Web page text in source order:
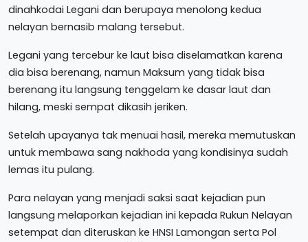
dinahkodai Legani dan berupaya menolong kedua
nelayan bernasib malang tersebut.
Legani yang tercebur ke laut bisa diselamatkan karena
dia bisa berenang, namun Maksum yang tidak bisa
berenang itu langsung tenggelam ke dasar laut dan
hilang, meski sempat dikasih jeriken.
Setelah upayanya tak menuai hasil, mereka memutuskan
untuk membawa sang nakhoda yang kondisinya sudah
lemas itu pulang.
Para nelayan yang menjadi saksi saat kejadian pun
langsung melaporkan kejadian ini kepada Rukun Nelayan
setempat dan diteruskan ke HNSI Lamongan serta Pol